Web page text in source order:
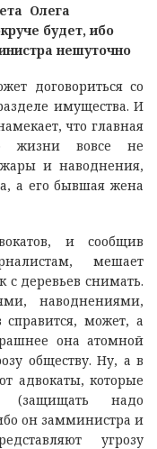
Олега
будет, ибо
нешуточно
договориться со
имущества. И
что главная
жизни вовсе не
и наводнения,
а его бывшая жена
и сообщив
мешает
деревьев снимать.
наводнениями,
может, а
она атомной
обществу. Ну, а в
адвокаты, которые
(защищать надо
он замминистра и
угрозу